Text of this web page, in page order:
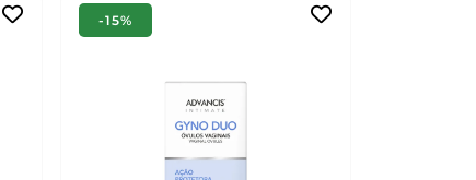
-15%